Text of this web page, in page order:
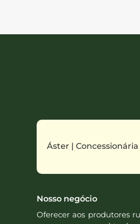
Áster |
Nosso negócio
Oferecer aos produtores